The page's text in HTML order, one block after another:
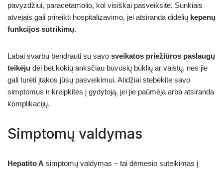
pavyzdžiui, paracetamolio, kol visiškai pasveiksite. Sunkiais
atvejais gali prireikti hospitalizavimo, jei atsiranda didelių kepenų
funkcijos sutrikimų.
Labai svarbu bendrauti su savo sveikatos priežiūros paslaugų
teikėju dėl bet kokių anksčiau buvusių būklių ar vaistų, nes jie
gali turėti įtakos jūsų pasveikimui. Atidžiai stebėkite savo
simptomus ir kreipkitės į gydytoją, jei jie paūmėja arba atsiranda
komplikacijų.
Simptomų valdymas
Hepatito A simptomų valdymas – tai dėmesio sutelkimas į